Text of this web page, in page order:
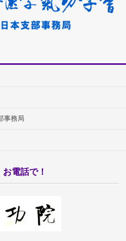
事務局
電話で！